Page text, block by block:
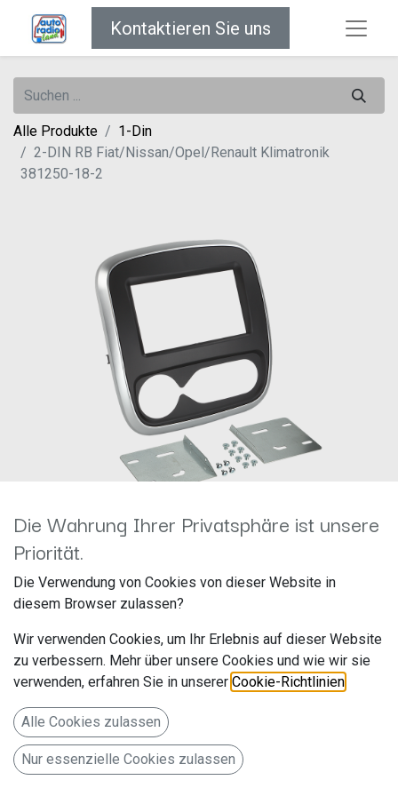
Kontaktieren Sie uns
Alle Produkte
1-Din
2-DIN RB Fiat/Nissan/Opel/Renault Klimatronik
381250-18-2
2-DIN RB
Fiat/Nissan/Opel/Renault
Klimatronik 381250-18-2
Artikelnummer: 381250-18-2
acv GmbH
Straßburger Allee 10-12
Die Wahrung Ihrer Privatsphäre ist unsere
Priorität.
Die Verwendung von Cookies von dieser Website in
diesem Browser zulassen?
Wir verwenden Cookies, um Ihr Erlebnis auf dieser Website
zu verbessern. Mehr über unsere Cookies und wie wir sie
verwenden, erfahren Sie in unserer Cookie-Richtlinien
Alle Cookies zulassen
Nur essenzielle Cookies zulassen